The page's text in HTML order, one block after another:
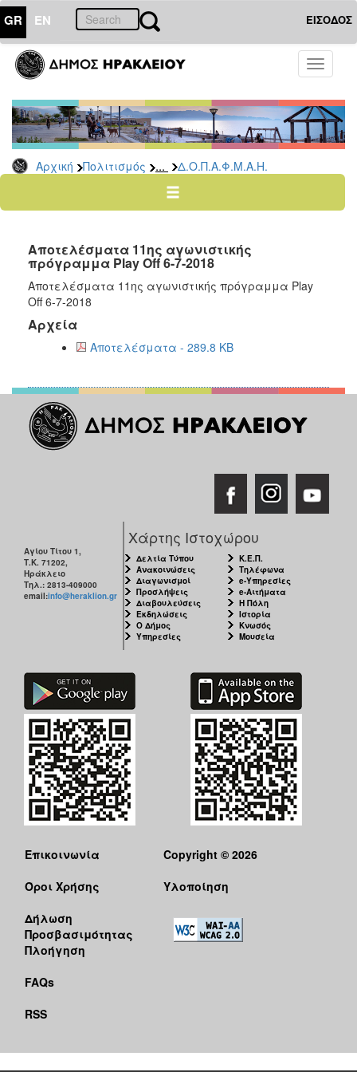
GR EN ΕΙΣΟΔΟΣ
Toggle
Αρχική Πολιτισμός ... Δ.Ο.Π.Α.Φ.Μ.Α.Η.
ΠΟΛΙΤΙΣΜΟΣ
Ποδήλατα
ΤΟΠΟΣ
ΔΗΜΟΣ
ΑΝΘΕΚΤΙΚΗ
Αποτελέσματα 11ης αγωνιστικής
πρόγραμμα Play Off 6-7-2018
Αποτελέσματα 11ης αγωνιστικής πρόγραμμα Play
Off 6-7-2018
Αρχεία
Αποτελέσματα - 289.8 KB
Αγίου Τίτου 1,
Τ.Κ. 71202,
Ηράκλειο
Τηλ.: 2813-409000
email:info@heraklion.gr
Χάρτης Ιστοχώρου
Δελτία Τύπου
Ανακοινώσεις
Διαγωνισμοί
Προσλήψεις
Διαβουλεύσεις
Εκδηλώσεις
Ο Δήμος
Υπηρεσίες
Κ.Ε.Π.
Τηλέφωνα
e-Υπηρεσίες
e-Αιτήματα
Η Πόλη
Ιστορία
Κνωσός
Μουσεία
Επικοινωνία
Όροι Χρήσης
Δήλωση
Προσβασιμότητας
Πλοήγηση
FAQs
RSS
Copyright © 2026
Υλοποίηση